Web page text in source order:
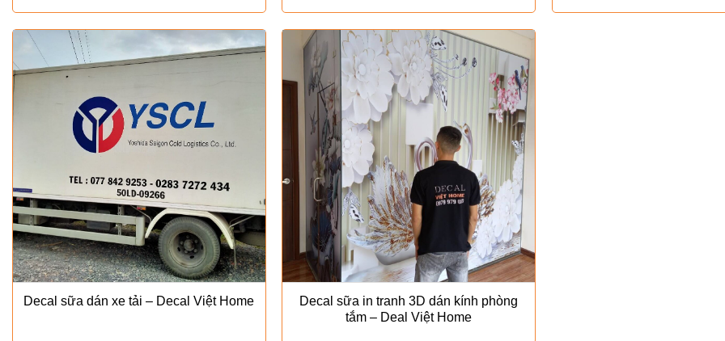
là:
tại
₫120.000.
là:
Decal sữa dán xe tải – Decal Việt Home
Decal sữa in tranh 3D dán kính phòng
tắm – Deal Việt Home